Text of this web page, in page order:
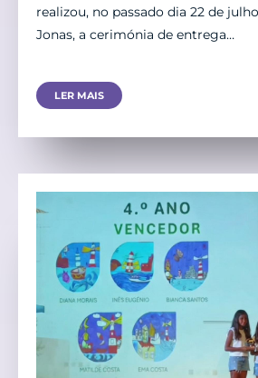
realizou, no passado dia 22 de
Jonas, a cerimónia de entrega…
LER MAIS